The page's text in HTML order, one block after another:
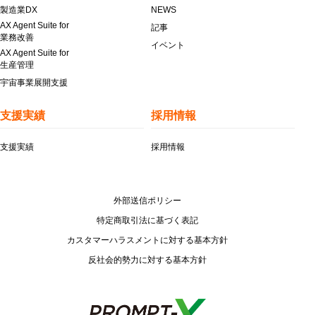
製造業DX
AX Agent Suite for
業務改善
AX Agent Suite for
生産管理
宇宙事業展開支援
NEWS
記事
イベント
支援実績
支援実績
採用情報
採用情報
外部送信ポリシー
特定商取引法に基づく表記
カスタマーハラスメントに対する基本方針
反社会的勢力に対する基本方針